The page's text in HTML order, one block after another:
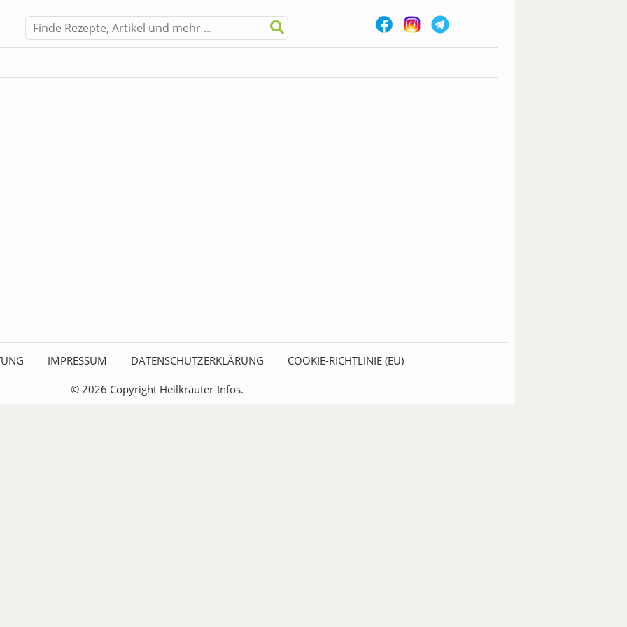
IMPRESSUM DATENSCHUTZERKLÄRUNG COOKIE-RICHTLINIE (EU)
© 2026 Copyright Heilkräuter-Infos.